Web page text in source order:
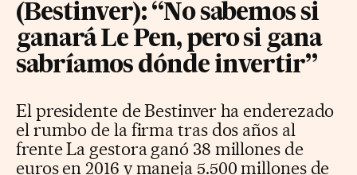
(Bestinver): “No sabemos si
ganará Le Pen, pero si gana
sabríamos dónde invertir”
El presidente de Bestinver ha enderezado
el rumbo de la firma tras dos años al
frente La gestora ganó 38 millones de
euros en 2016 y maneja 5.500 millones de